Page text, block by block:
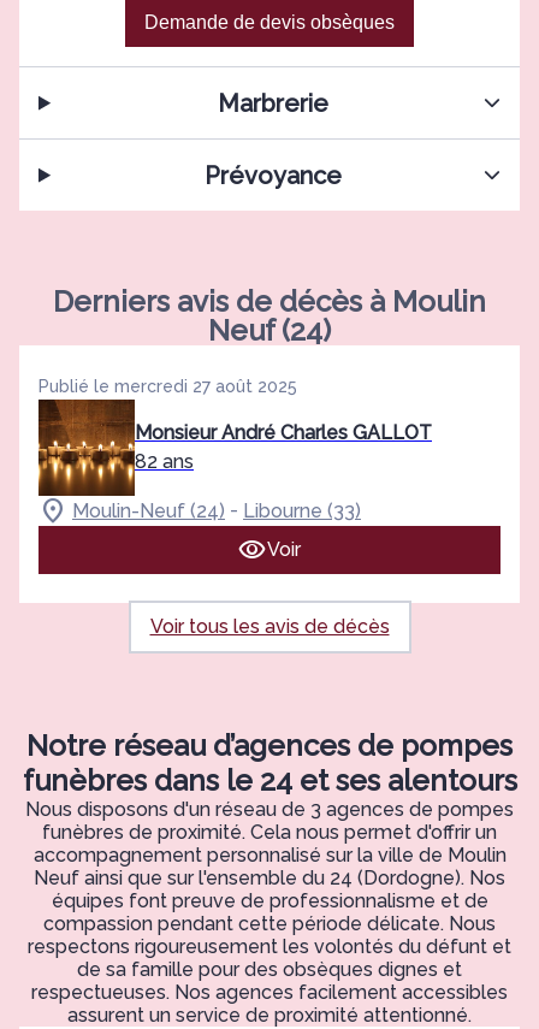
Demande de devis obsèques
Marbrerie
Prévoyance
Derniers avis de décès à Moulin
Neuf (24)
Publié le mercredi 27 août 2025
Monsieur André Charles GALLOT
82 ans
Moulin-Neuf (24) - Libourne (33)
Voir
Voir tous les avis de décès
Notre réseau d’agences de pompes
funèbres dans le 24 et ses alentours
Nous disposons d'un réseau de 3 agences de pompes
funèbres de proximité. Cela nous permet d'offrir un
accompagnement personnalisé sur la ville de Moulin
Neuf ainsi que sur l'ensemble du 24 (Dordogne). Nos
équipes font preuve de professionnalisme et de
compassion pendant cette période délicate. Nous
respectons rigoureusement les volontés du défunt et
de sa famille pour des obsèques dignes et
respectueuses. Nos agences facilement accessibles
assurent un service de proximité attentionné.